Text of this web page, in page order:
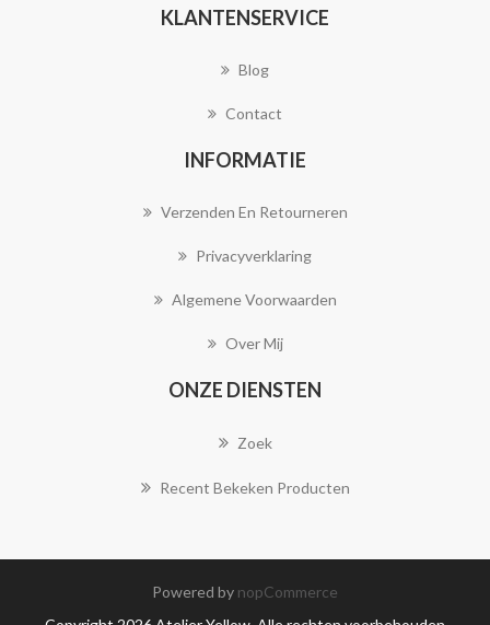
KLANTENSERVICE
Blog
Contact
INFORMATIE
Verzenden En Retourneren
Privacyverklaring
Algemene Voorwaarden
Over Mij
ONZE DIENSTEN
Zoek
Recent Bekeken Producten
Powered by nopCommerce